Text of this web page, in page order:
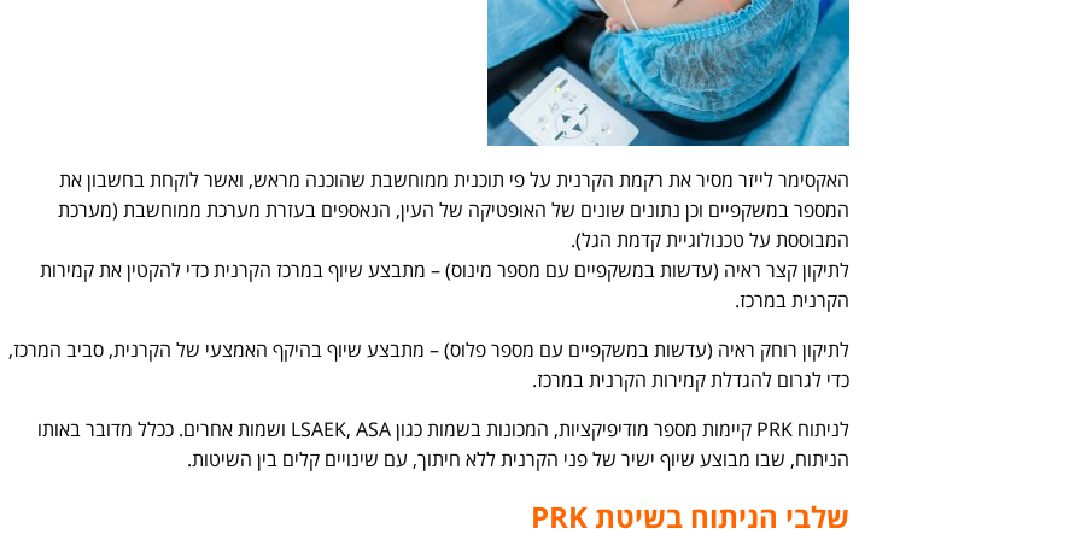
האקסימר לייזר מסיר את רקמת הקרנית על פי תוכנית ממוחשבת שהוכנה מראש, ואשר לוקחת בחשבון את
המספר במשקפיים וכן נתונים שונים של האופטיקה של העין, הנאספים בעזרת מערכת ממוחשבת (מערכת
המבוססת על טכנולוגיית קדמת הגל).
לתיקון קצר ראיה (עדשות במשקפיים עם מספר מינוס) – מתבצע שיוף במרכז הקרנית כדי להקטין את קמירות
הקרנית במרכז.
לתיקון רוחק ראיה (עדשות במשקפיים עם מספר פלוס) – מתבצע שיוף בהיקף האמצעי של הקרנית, סביב המרכז,
כדי לגרום להגדלת קמירות הקרנית במרכז.
לניתוח PRK קיימות מספר מודיפיקציות, המכונות בשמות כגון LSAEK, ASA ושמות אחרים. ככלל מדובר באותו
הניתוח, שבו מבוצע שיוף ישיר של פני הקרנית ללא חיתוך, עם שינויים קלים בין השיטות.
שלבי הניתוח בשיטת PRK